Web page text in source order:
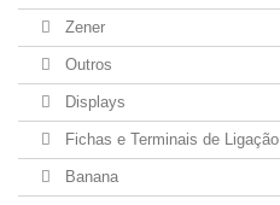
Zener
Outros
Displays
Fichas e Terminais de Ligação
Banana